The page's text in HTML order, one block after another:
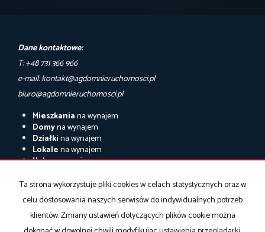
Dane kontaktowe:
T: +48 731 366 966
e-mail: kontakt@agdomnieruchomosci.pl
biuro@agdomnieruchomosci.pl
Mieszkaniana wynajem
Domyna wynajem
Działkina wynajem
Lokalena wynajem
Halena wynajem
Mieszkania
na sprzedaż
Domyna sprzedaż
Działkina sprzedaż
Lokalena sprzedaż
Ta strona wykorzystuje pliki cookies w celach statystycznych oraz w
celu dostosowania naszych serwisów do indywidualnych potrzeb
klientów. Zmiany ustawień dotyczących plików cookie można